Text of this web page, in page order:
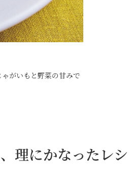
がいもと野菜の甘みで
理にかなったレシ